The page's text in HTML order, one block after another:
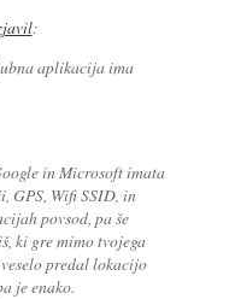
:
aplikacija ima
in Microsoft imata
GPS, Wifi SSID, in
povsod, pa še
ki gre mimo tvojega
predal lokacijo
je enako.